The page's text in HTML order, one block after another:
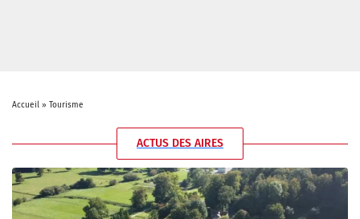
Accueil» Tourisme
ACTUS DES AIRES